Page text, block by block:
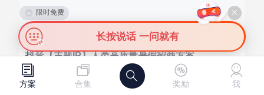
3
抖音【主题IP】人类高质量暑假招商方案
抖音 亲子教育 节点营销
限时免费
长按说话 一问就有
方案 合集 奖励 我